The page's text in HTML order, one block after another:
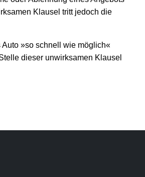
Klausel tritt jedoch die
»so schnell wie möglich«
dieser unwirksamen Klausel